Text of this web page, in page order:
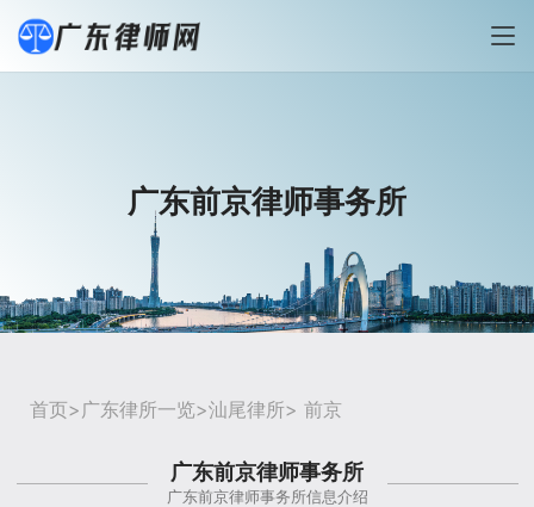
广东前京律师事务所
首页> 广东律所一览>汕尾律所> 前京
广东前京律师事务所
广东前京律师事务所信息介绍